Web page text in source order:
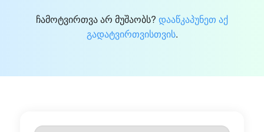
ჩამოტვირთვა არ მუშაობს? დააწკაპუნეთ აქ
გადატვირთვისთვის.